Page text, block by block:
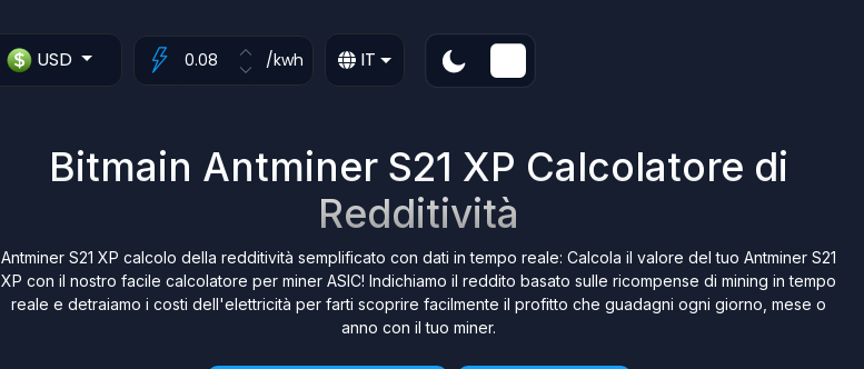
USD /kwh IT
Bitmain Antminer S21 XP Calcolatore di
Redditività
Antminer S21 XP calcolo della redditività semplificato con dati in tempo reale: Calcola il valore del tuo Antminer S21
XP con il nostro facile calcolatore per miner ASIC! Indichiamo il reddito basato sulle ricompense di mining in tempo
reale e detraiamo i costi dell'elettricità per farti scoprire facilmente il profitto che guadagni ogni giorno, mese o
anno con il tuo miner.